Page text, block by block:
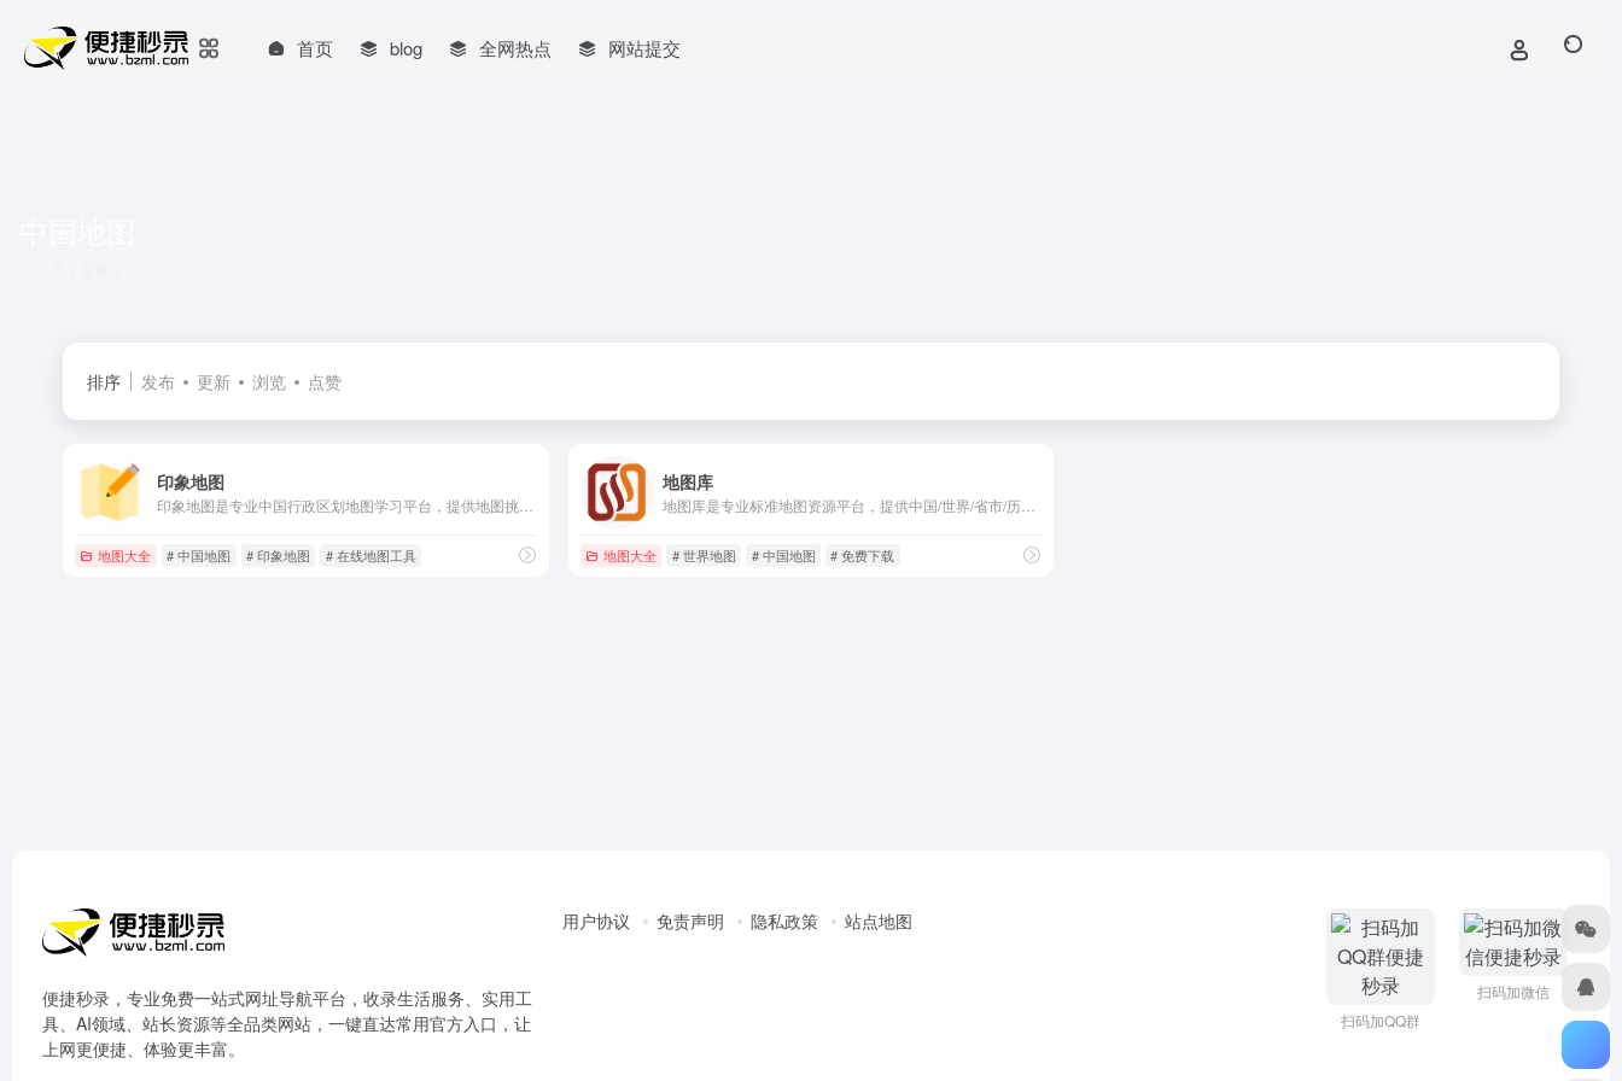
首页 blog 全网热点 网站提交
排序 发布 更新 浏览 点赞
印象地图
地图大全 # 中国地图 # 印象地图 # 在线地图工具
地图库
地图库是专业标准地图资源平台，提供中国/世界/省市/历史/卫星地图，一站式地图下载、地图工具平台。
地图大全 # 世界地图 # 中国地图 # 免费下载
便捷秒录，专业免费一站式网址导航平台，收录生活服务、实用工
具、AI领域、站长资源等全品类网站，一键直达常用官方入口，让
上网更便捷、体验更丰富。
用户协议 免责声明 隐私政策 站点地图
扫码加QQ群
扫码加微信